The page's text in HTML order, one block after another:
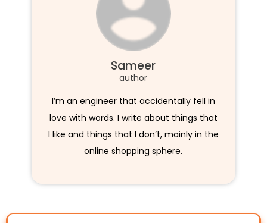
Sameer
author
I’m an engineer that accidentally fell in
love with words. I write about things that
I like and things that I don’t, mainly in the
online shopping sphere.